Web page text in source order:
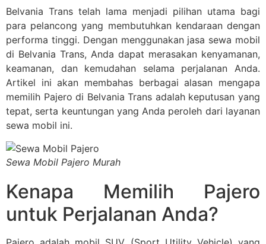
Belvania Trans telah lama menjadi pilihan utama bagi
para pelancong yang membutuhkan kendaraan dengan
performa tinggi. Dengan menggunakan jasa sewa mobil
di Belvania Trans, Anda dapat merasakan kenyamanan,
keamanan, dan kemudahan selama perjalanan Anda.
Artikel ini akan membahas berbagai alasan mengapa
memilih Pajero di Belvania Trans adalah keputusan yang
tepat, serta keuntungan yang Anda peroleh dari layanan
sewa mobil ini.
Sewa Mobil Pajero Murah
Kenapa Memilih Pajero
untuk Perjalanan Anda?